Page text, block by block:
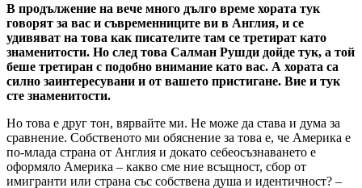
В продължение на вече много дълго време хората тук
говорят за вас и съвременниците ви в Англия, и се
удивяват на това как писателите там се третират като
знаменитости. Но след това Салман Рушди дойде тук, а той
беше третиран с подобно внимание като вас. А хората са
силно заинтересувани и от вашето пристигане. Вие и тук
сте знаменитости.
Но това е друг тон, вярвайте ми. Не може да става и дума за
сравнение. Собственото ми обяснение за това е, че Америка е
по-млада страна от Англия и докато себеосъзнаването е
оформяло Америка – какво сме ние всъщност, сбор от
имигранти или страна със собствена душа и идентичност? –